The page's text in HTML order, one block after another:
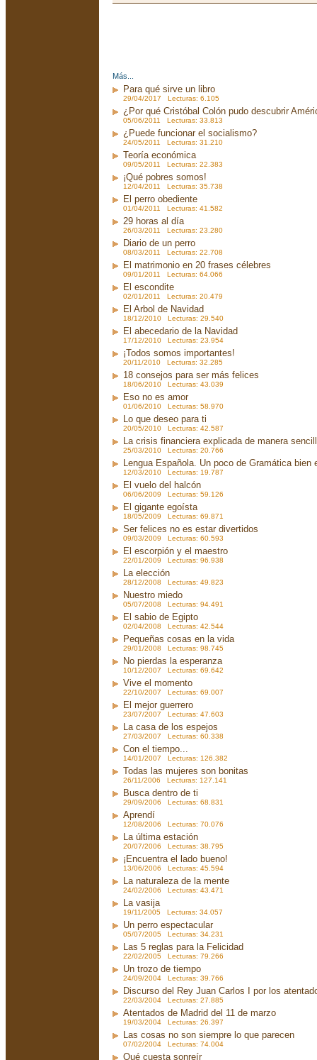
Más...
Para qué sirve un libro
29/04/2017 Lecturas: 6.105
¿Por qué Cristóbal Colón pudo descubrir
05/06/2011 Lecturas: 33.813
¿Puede funcionar el socialismo?
24/05/2011 Lecturas: 31.210
Teoría económica
09/05/2011 Lecturas: 22.383
¡Qué pobres somos!
12/04/2011 Lecturas: 35.738
El perro obediente
01/04/2011 Lecturas: 41.582
29 horas al día
26/03/2011 Lecturas: 23.280
Diario de un perro
08/03/2011 Lecturas: 22.708
El matrimonio en 20 frases célebres
09/01/2011 Lecturas: 64.066
El escondite
02/01/2011 Lecturas: 20.479
El Arbol de Navidad
18/12/2010 Lecturas: 29.540
El abecedario de la Navidad
17/12/2010 Lecturas: 23.954
¡Todos somos importantes!
20/11/2010 Lecturas: 32.285
18 consejos para ser más felices
18/06/2010 Lecturas: 43.039
Eso no es amor
01/06/2010 Lecturas: 58.970
Lo que deseo para ti
20/05/2010 Lecturas: 42.587
La crisis financiera explicada de manera
25/03/2010 Lecturas: 20.766
Lengua Española. Un poco de Gramática bien
12/03/2010 Lecturas: 19.787
El vuelo del halcón
06/06/2009 Lecturas: 59.126
El gigante egoísta
18/05/2009 Lecturas: 69.871
Ser felices no es estar divertidos
09/03/2009 Lecturas: 60.593
El escorpión y el maestro
22/01/2009 Lecturas: 96.938
La elección
28/12/2008 Lecturas: 49.823
Nuestro miedo
05/07/2008 Lecturas: 94.491
El sabio de Egipto
02/04/2008 Lecturas: 42.544
Pequeñas cosas en la vida
29/01/2008 Lecturas: 98.745
No pierdas la esperanza
10/12/2007 Lecturas: 69.642
Vive el momento
22/10/2007 Lecturas: 69.007
El mejor guerrero
23/07/2007 Lecturas: 47.603
La casa de los espejos
27/03/2007 Lecturas: 60.338
Con el tiempo...
14/01/2007 Lecturas: 126.382
Todas las mujeres son bonitas
26/11/2006 Lecturas: 127.141
Busca dentro de ti
29/09/2006 Lecturas: 68.831
Aprendí
12/08/2006 Lecturas: 70.076
La última estación
20/07/2006 Lecturas: 38.795
¡Encuentra el lado bueno!
13/06/2006 Lecturas: 45.594
La naturaleza de la mente
24/02/2006 Lecturas: 43.471
La vasija
19/11/2005 Lecturas: 34.057
Un perro espectacular
05/07/2005 Lecturas: 34.231
Las 5 reglas para la Felicidad
22/02/2005 Lecturas: 79.266
Un trozo de tiempo
24/09/2004 Lecturas: 39.766
Discurso del Rey Juan Carlos I por los
22/03/2004 Lecturas: 27.885
Atentados de Madrid del 11 de marzo
19/03/2004 Lecturas: 26.397
Las cosas no son siempre lo que parecen
07/02/2004 Lecturas: 74.004
Qué cuesta sonreír